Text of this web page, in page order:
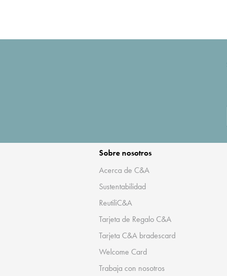
Sobre nosotros
Acerca de C&A
Sustentabilidad
ReutiliC&A
Tarjeta de Regalo C&A
Tarjeta C&A bradescard
Welcome Card
Trabaja con nosotros